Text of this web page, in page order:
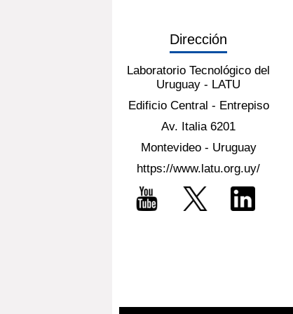
Dirección
Laboratorio Tecnológico del
Uruguay - LATU
Edificio Central - Entrepiso
Av. Italia 6201
Montevideo - Uruguay
https://www.latu.org.uy/